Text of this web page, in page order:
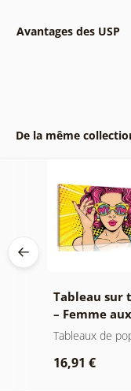
Avantages des USP
De la même
Tableau sur
– Femme aux
cheveux
Tableaux de
16,91 €